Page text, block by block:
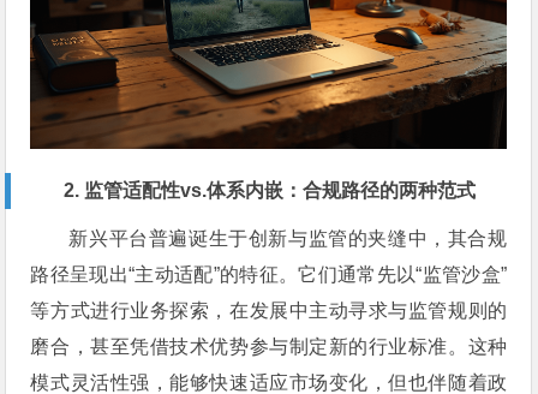
2. 监管适配性vs.体系内嵌：合规路径的两种范式
新兴平台普遍诞生于创新与监管的夹缝中，其合规
路径呈现出“主动适配”的特征。它们通常先以“监管沙盒”
等方式进行业务探索，在发展中主动寻求与监管规则的
磨合，甚至凭借技术优势参与制定新的行业标准。这种
模式灵活性强，能够快速适应市场变化，但也伴随着政